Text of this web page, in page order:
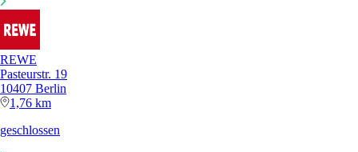
REWE
Pasteurstr. 19
10407 Berlin
1,76 km
geschlossen